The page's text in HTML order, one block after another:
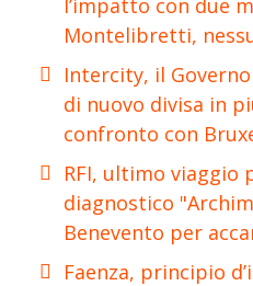
Montelibretti,
Intercity, il
di nuovo divisa in
confronto con
RFI, ultimo viaggio
diagnostico
Benevento per
Faenza, principio